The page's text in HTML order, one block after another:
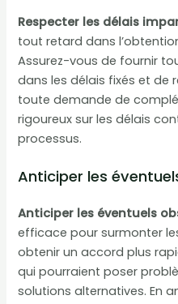
Respecter les délais
tout retard dans
Assurez-vous de fournir
dans les délais fixés et de
toute demande de
rigoureux sur les délais
processus.
Anticiper les
Anticiper les éventuels
efficace pour surmonter
obtenir un accord plus
qui pourraient poser
solutions alternatives. En